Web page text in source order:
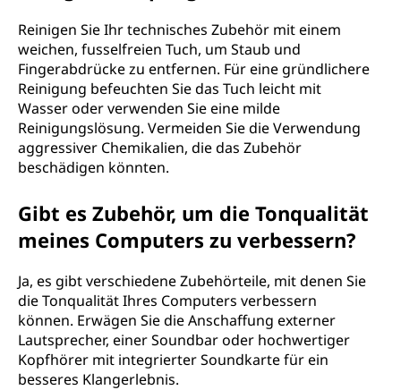
Reinigen Sie Ihr technisches Zubehör mit einem
weichen, fusselfreien Tuch, um Staub und
Fingerabdrücke zu entfernen. Für eine gründlichere
Reinigung befeuchten Sie das Tuch leicht mit
Wasser oder verwenden Sie eine milde
Reinigungslösung. Vermeiden Sie die Verwendung
aggressiver Chemikalien, die das Zubehör
beschädigen könnten.
Gibt es Zubehör, um die Tonqualität
meines Computers zu verbessern?
Ja, es gibt verschiedene Zubehörteile, mit denen Sie
die Tonqualität Ihres Computers verbessern
können. Erwägen Sie die Anschaffung externer
Lautsprecher, einer Soundbar oder hochwertiger
Kopfhörer mit integrierter Soundkarte für ein
besseres Klangerlebnis.